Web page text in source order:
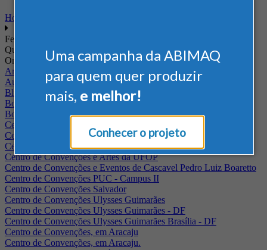
Uma campanha da ABIMAQ
para quem quer produzir
mais, e melhor!
Conhecer o projeto
Home
Feiras
Quando
Onde
Arena Jaguariuna
Auditório Albano Franco - FIEPA
Blumenau - SC
BolognaFiere
Boulevard Olimpico - RJ
Centro Internacional de Convenções do Brasil, em Brasília
Centro de Convenções - SE
Centro de Convenções de Pernambuco - PE
Centro de Convenções e Artes da UFOP
Centro de Convenções e Eventos de Cascavel Pedro Luiz Boaretto
Centro de Convenções PUC - Campus II
Centro de Convenções Salvador
Centro de Convenções Ulysses Guimarães
Centro de Convenções Ulysses Guimarães - DF
Centro de Convenções Ulysses Guimarães Brasília - DF
Centro de Convenções, em Aracaju
Centro de Convenções, em Aracaju.